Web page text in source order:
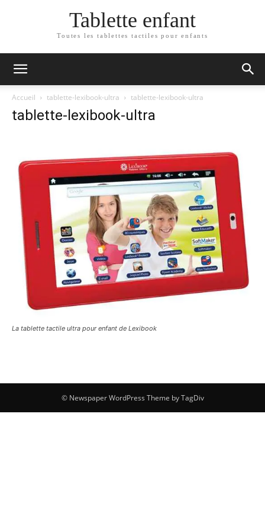
Tablette enfant
Toutes les tablettes tactiles pour enfants
Accueil tablette-lexibook-ultra tablette-lexibook-ultra
tablette-lexibook-ultra
La tablette tactile ultra pour enfant de Lexibook
© Newspaper WordPress Theme by TagDiv